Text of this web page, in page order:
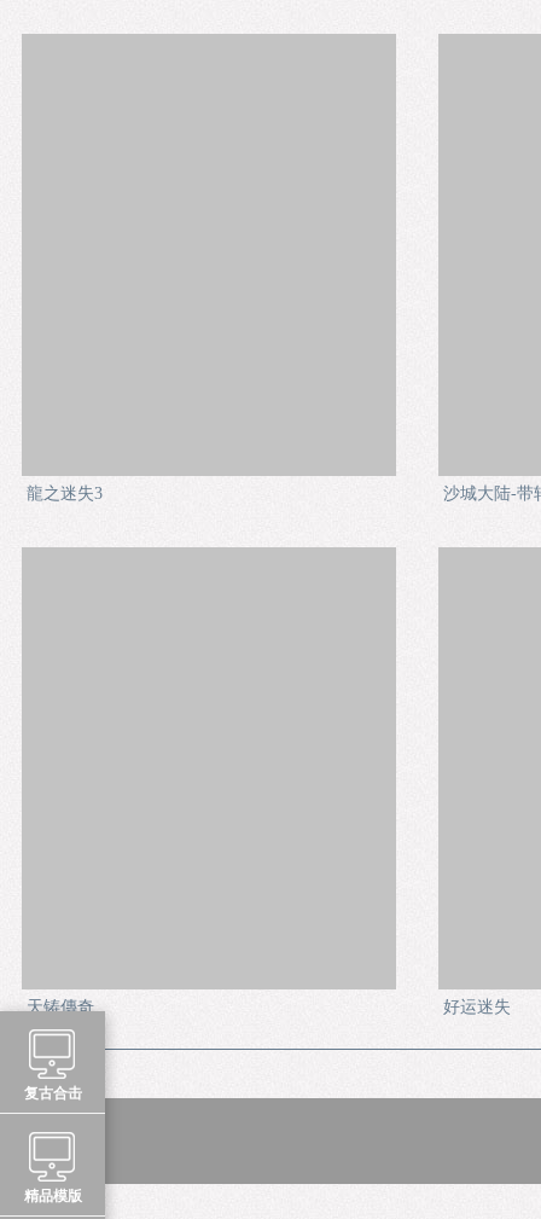
龍之迷失3 沙城大陆-带
天铸傳奇 好运迷失
复古合击
精品模版